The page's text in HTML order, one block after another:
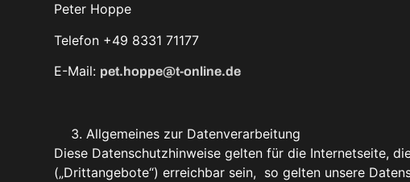
Peter Hoppe
Telefon +49 8331 71177
E-Mail: pet.hoppe@t-online.de
Allgemeines zur Datenverarbeitung
Diese Datenschutzhinweise gelten für die Internetseite,
(„Drittangebote“) erreichbar sein, so gelten unsere